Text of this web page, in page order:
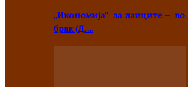
„Икономија“ за лаиците –
брак (Д….